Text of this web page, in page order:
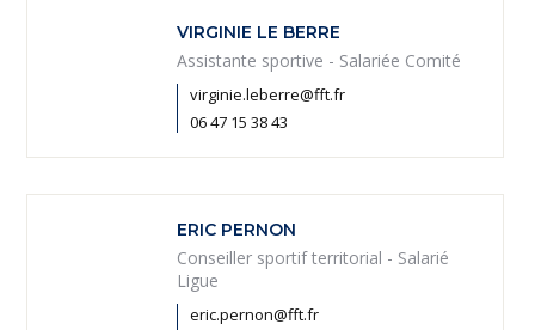
VIRGINIE LE BERRE
Assistante sportive - Salariée Comité
virginie.leberre@fft.fr
06 47 15 38 43
ERIC PERNON
Conseiller sportif territorial - Salarié
Ligue
eric.pernon@fft.fr